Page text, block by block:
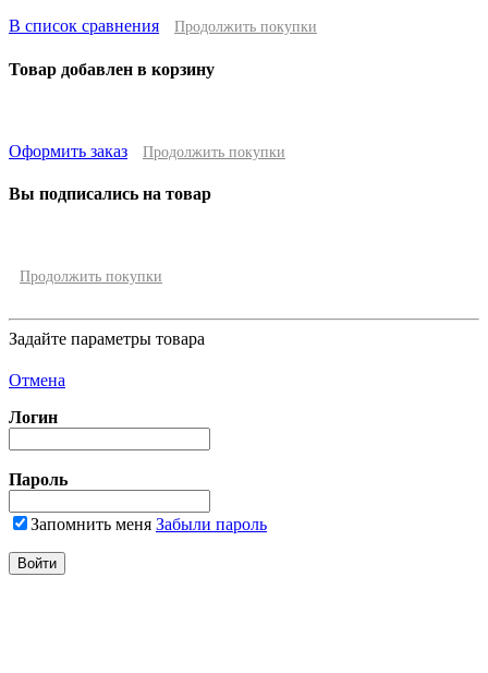
В список сравнения Продолжить покупки
Товар добавлен в корзину
Оформить заказ Продолжить покупки
Вы подписались на товар
Продолжить покупки
Задайте параметры товара
Отмена
Логин
Пароль
Запомнить меня Забыли пароль